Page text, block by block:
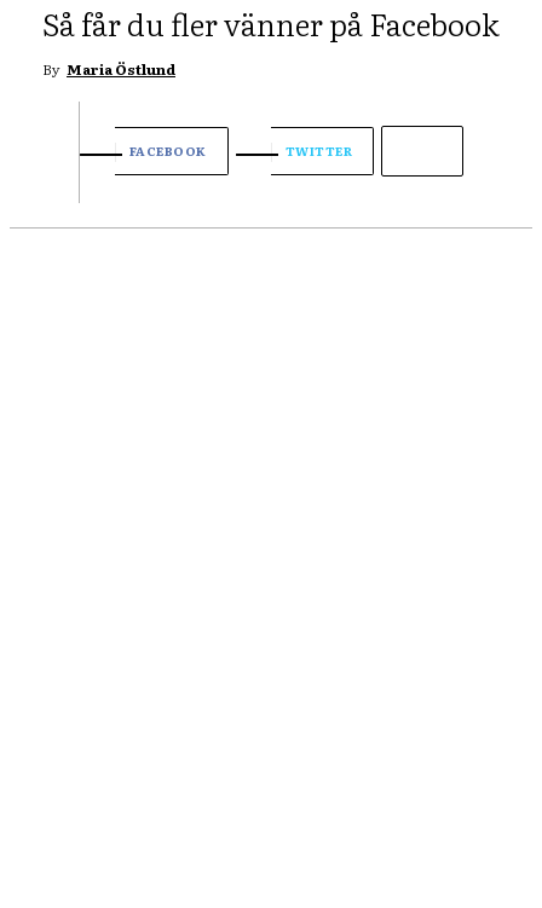
Så får du fler vänner på Facebook
By Maria Östlund
FACEBOOK TWITTER